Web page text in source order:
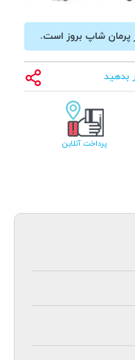
پرمان شاپ بروز است.
بدهید
پرداخت آنلاین